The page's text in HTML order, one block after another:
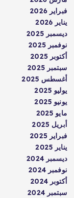
فبراير 2026
يناير 2026
ديسمبر 2025
نوفمبر 2025
أكتوبر 2025
سبتمبر 2025
أغسطس 2025
يوليو 2025
يونيو 2025
مايو 2025
أبريل 2025
فبراير 2025
يناير 2025
ديسمبر 2024
نوفمبر 2024
أكتوبر 2024
سبتمبر 2024